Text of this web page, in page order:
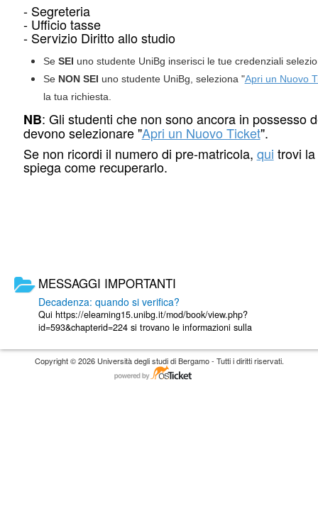
- Segreteria
- Ufficio tasse
- Servizio Diritto allo studio
Se SEI uno studente UniBg inserisci le tue credenziali
Se NON SEI uno studente UniBg, seleziona "Apri un Nuovo
la tua richiesta.
NB: Gli studenti che non sono ancora in possesso
devono selezionare "Apri un Nuovo Ticket".
Se non ricordi il numero di pre-matricola, qui trovi
spiega come recuperarlo.
MESSAGGI IMPORTANTI
Decadenza: quando si verifica?
Qui https://elearning15.unibg.it/mod/book/view.php?
id=593&chapterid=224 si trovano le informazioni sulla
Copyright © 2026 Università degli studi di Bergamo - Tutti i diritti riservati.